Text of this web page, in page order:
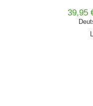
39,95